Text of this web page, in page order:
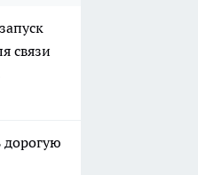
связи
дорогую